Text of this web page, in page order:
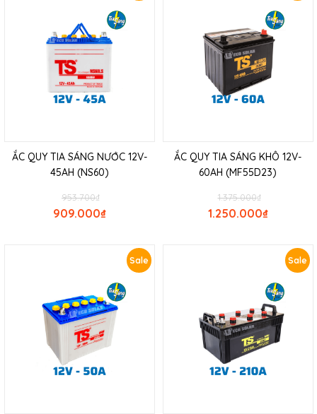
ẮC QUY TIA SÁNG NƯỚC 12V-
45AH (NS60)
₫
953.700
₫
909.000
ẮC QUY TIA SÁNG KHÔ 12V-
60AH (MF55D23)
₫
1.375.000
₫
1.250.000
Sale Sale